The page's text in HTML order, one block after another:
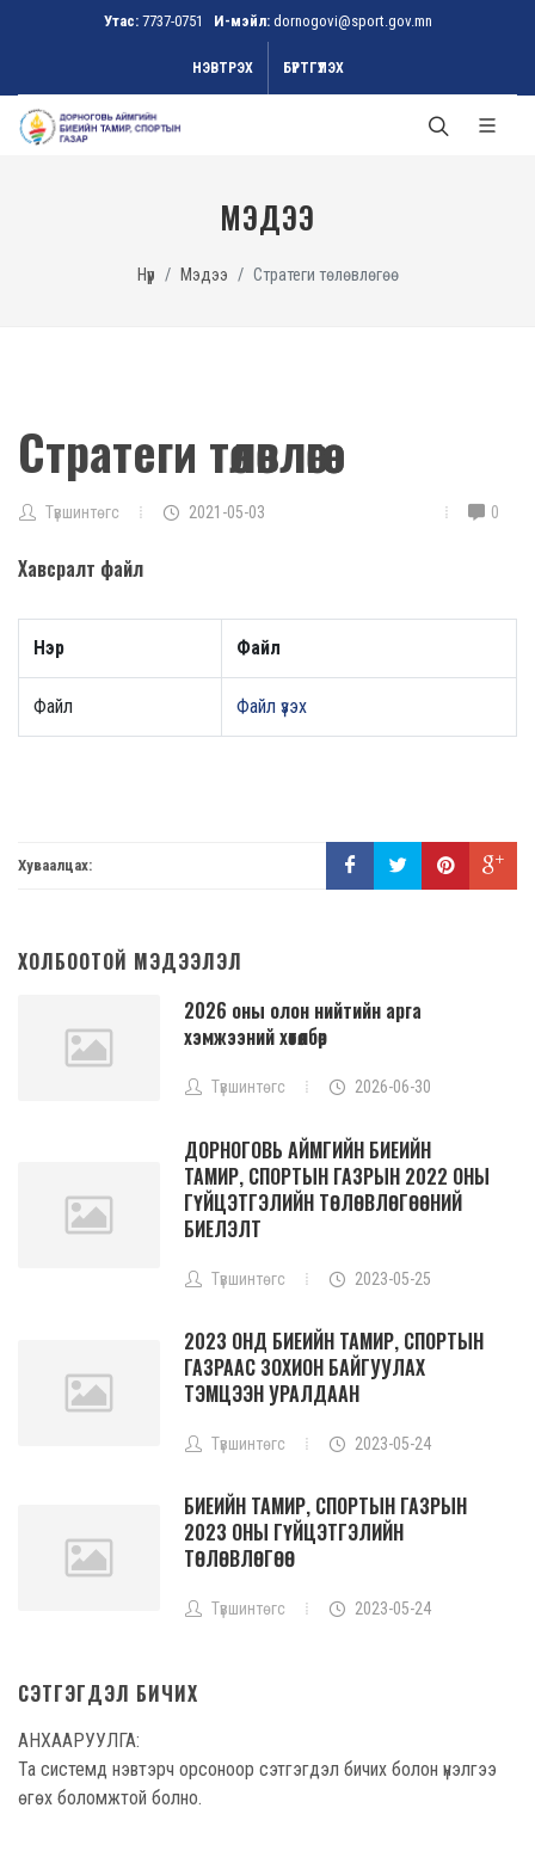
Утас: 7737-0751 И-мэйл: dornogovi@sport.gov.mn
НЭВТРЭХ БҮРТГҮҮЛЭХ
МЭДЭЭ
Нүүр Мэдээ Стратеги төлөвлөгөө
Стратеги төлөвлөгөө
Түвшинтөгс 2021-05-03 0
Хавсралт файл
Нэр Файл
Файл Файл үзэх
Хуваалцах:
ХОЛБООТОЙ МЭДЭЭЛЭЛ
2026 оны олон нийтийн арга
хэмжээний хөтөлбөр
Түвшинтөгс 2026-06-30
ДОРНОГОВЬ АЙМГИЙН БИЕИЙН
ТАМИР, СПОРТЫН ГАЗРЫН 2022 ОНЫ
ГҮЙЦЭТГЭЛИЙН ТӨЛӨВЛӨГӨӨНИЙ
БИЕЛЭЛТ
Түвшинтөгс 2023-05-25
2023 ОНД БИЕИЙН ТАМИР, СПОРТЫН
ГАЗРААС ЗОХИОН БАЙГУУЛАХ
ТЭМЦЭЭН УРАЛДААН
Түвшинтөгс 2023-05-24
БИЕИЙН ТАМИР, СПОРТЫН ГАЗРЫН
2023 ОНЫ ГҮЙЦЭТГЭЛИЙН
ТӨЛӨВЛӨГӨӨ
Түвшинтөгс 2023-05-24
СЭТГЭГДЭЛ БИЧИХ
АНХААРУУЛГА:
Та системд нэвтэрч орсоноор сэтгэгдэл бичих болон үнэлгээ
өгөх боломжтой болно.